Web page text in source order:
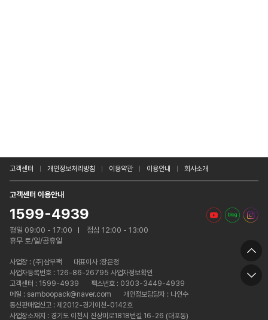
고객센터 개인정보처리방침 이용약관 이용안내 회사소개
고객센터 이용안내
1599-4939
평일 09:00 - 17:00
점심 12:00 - 13:00
휴무 토/일/공휴일
사업장 : (주)삼부팩
대표이사 :장은정
사업자등록번호 : 126-86-26795 사업자정보확인
고객센터 : 1599-4939
팩스번호 : 0303-3449-4939
메일 : samboopack@naver.com
개인정보담당자 : 나인수
통신판매업신고 : 제2012-경기이천-0142호
사업장소재지 : 경기도 이천시 진상미로1818번길 16-26 (대포동)